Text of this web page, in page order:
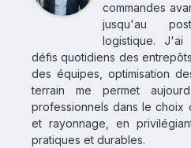
commandes
jusqu'au
logistique.
défis quotidiens des
des équipes, optimisation
terrain me permet
professionnels dans le choix
et rayonnage, en
pratiques et durables.